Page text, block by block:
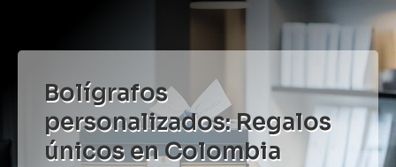
Bolígrafos
personalizados: Regalos
únicos en Colombia